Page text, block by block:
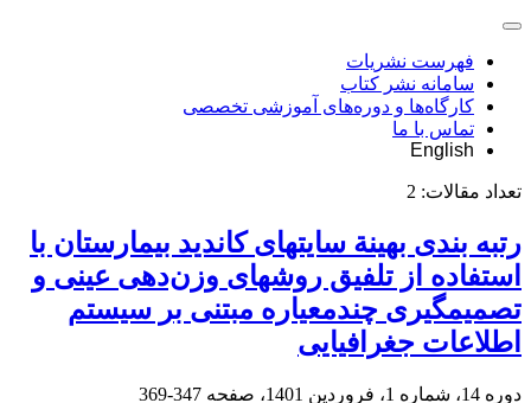
فهرست نشریات
سامانه نشر کتاب
کارگاه‌ها و دوره‌های آموزشی تخصصی
تماس با ما
English
تعداد مقالات: 2
رتبه‏ بندی بهینة سایت‏های کاندید بیمارستان با
استفاده از تلفیق روش‏های وزن‌دهی عینی و
تصمیم‏گیری چندمعیاره مبتنی بر سیستم
اطلاعات جغرافیایی
دوره 14، شماره 1، فروردین 1401، صفحه 347-369